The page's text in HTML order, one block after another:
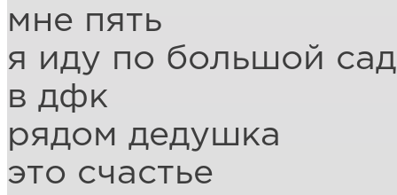
мне пять
я иду по большой
в дфк
рядом дедушка
это счастье